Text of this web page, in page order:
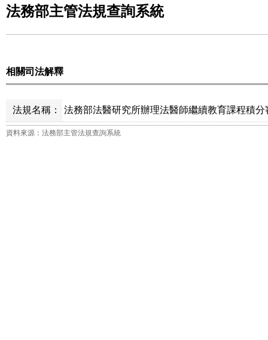
法務部主管法規查詢系統
相關司法解釋
法規名稱： 法務部法醫研究所辦理法醫師繼續教育課程積
資料來源：法務部主管法規查詢系統